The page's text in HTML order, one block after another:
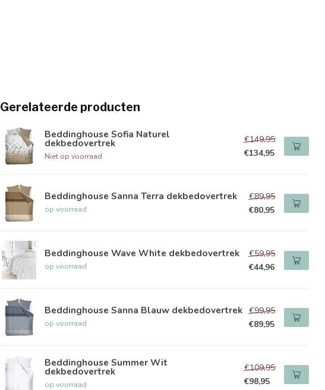
Gerelateerde producten
Beddinghouse Sofia Naturel
dekbedovertrek
Niet op voorraad
€149,95
€134,95
Beddinghouse Sanna Terra dekbedovertrek
op voorraad
€89,95
€80,95
Beddinghouse Wave White dekbedovertrek
op voorraad
€59,95
€44,96
Beddinghouse Sanna Blauw dekbedovertrek
op voorraad
€99,95
€89,95
Beddinghouse Summer Wit
dekbedovertrek
op voorraad
€109,95
€98,95